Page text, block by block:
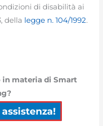
di disabilità ai
della legge n. 104/1992.
materia di Smart